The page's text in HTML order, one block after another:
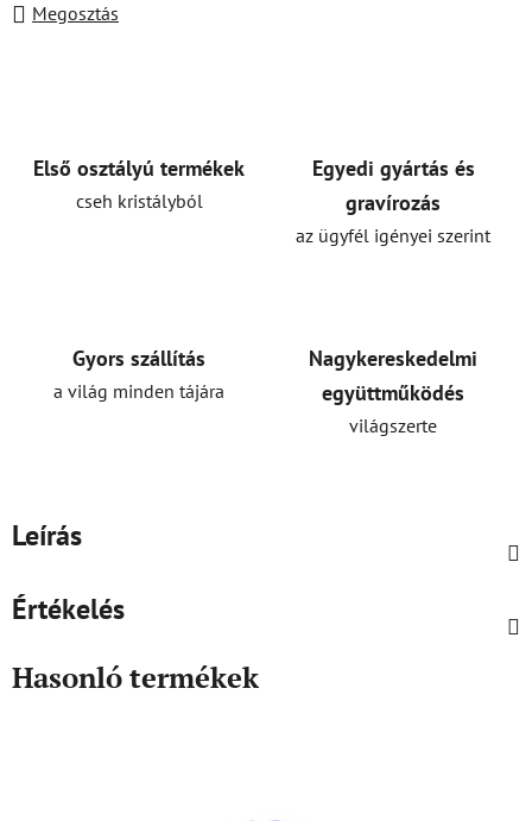
Megosztás
Első osztályú termékek
cseh kristályból
Egyedi gyártás és
gravírozás
az ügyfél igényei szerint
Gyors szállítás
a világ minden tájára
Nagykereskedelmi
együttműködés
világszerte
Leírás
Értékelés
Hasonló termékek